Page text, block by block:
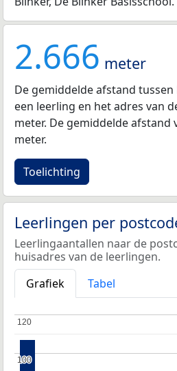
2.666 meter
De gemiddelde afstand
een leerling en het adres van
meter. De gemiddelde afstand
meter.
Toelichting
Leerlingen per
Leerlingaantallen naar de
huisadres van de leerlingen.
Grafiek
Tabel
100
100
120
120